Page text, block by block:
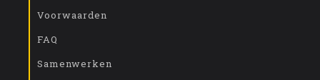
Voorwaarden
FAQ
Samenwerken